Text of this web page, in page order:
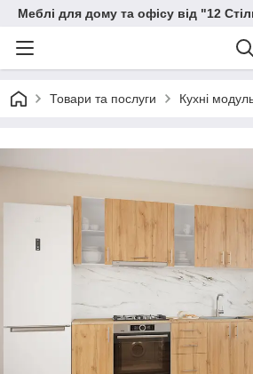
Меблі для дому та офісу від "12
Товари та послуги Кухні